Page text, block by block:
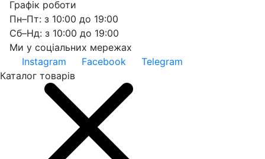
Графік роботи
Пн–Пт: з 10:00 до 19:00
Сб–Нд: з 10:00 до 19:00
Ми у соціальних мережах
Instagram
Facebook
Telegram
Каталог товарів